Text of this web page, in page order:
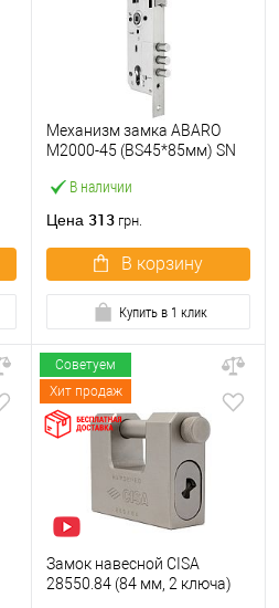
В наличии
Механизм замка ABARO
M2000-45 (BS45*85мм) SN
Цена 313 грн.
В корзину
Купить в 1 клик
Советуем
Хит продаж
Замок навесной CISA
28550.84 (84 мм, 2 ключа)